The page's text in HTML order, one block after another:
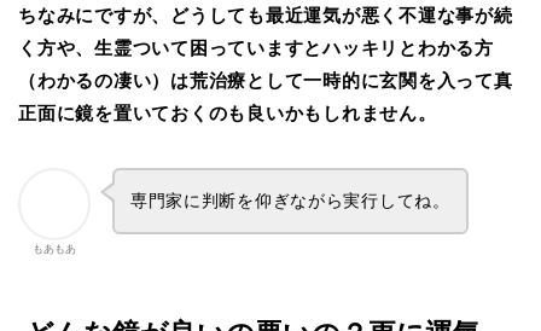
ちなみにですが、どうしても最近運気が悪く不運な事が続
く方や、生霊ついて困っていますとハッキリとわかる方
（わかるの凄い）は荒治療として一時的に玄関を入って真
正面に鏡を置いておくのも良いかもしれません。
もあもあ
専門家に判断を仰ぎながら実行してね。